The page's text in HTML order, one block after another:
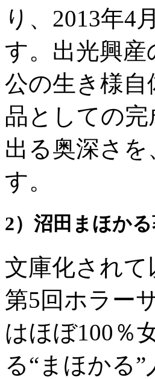
り、2013年4
す。出光興
公の生き様
品としての
出る奥深さ
す。
2）沼田まほか
文庫化され
第5回ホラー
はほぼ100％
る“まほかる